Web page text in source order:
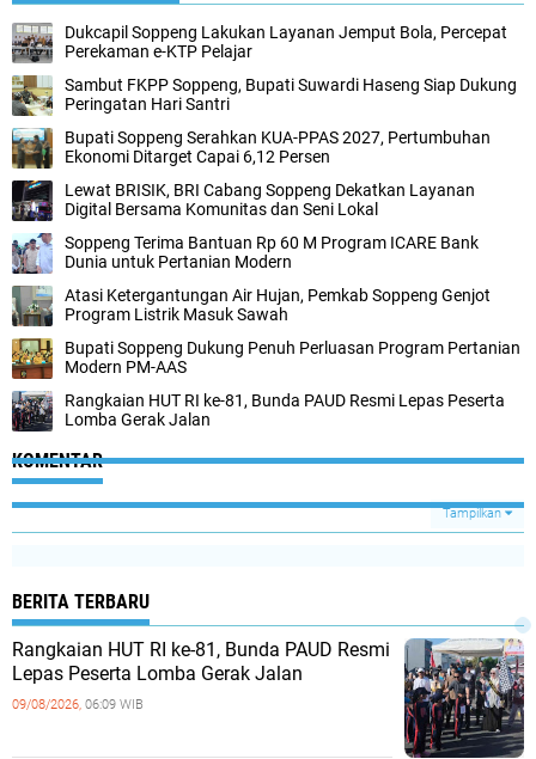
Dukcapil Soppeng Lakukan Layanan Jemput Bola, Percepat
Perekaman e-KTP Pelajar
Sambut FKPP Soppeng, Bupati Suwardi Haseng Siap Dukung
Peringatan Hari Santri
Bupati Soppeng Serahkan KUA-PPAS 2027, Pertumbuhan
Ekonomi Ditarget Capai 6,12 Persen
Lewat BRISIK, BRI Cabang Soppeng Dekatkan Layanan
Digital Bersama Komunitas dan Seni Lokal
Soppeng Terima Bantuan Rp 60 M Program ICARE Bank
Dunia untuk Pertanian Modern
Atasi Ketergantungan Air Hujan, Pemkab Soppeng Genjot
Program Listrik Masuk Sawah
Bupati Soppeng Dukung Penuh Perluasan Program Pertanian
Modern PM-AAS
Rangkaian HUT RI ke-81, Bunda PAUD Resmi Lepas Peserta
Lomba Gerak Jalan
KOMENTAR
Tampilkan
BERITA TERBARU
Rangkaian HUT RI ke-81, Bunda PAUD Resmi
Lepas Peserta Lomba Gerak Jalan
09/08/2026, 06:09 WIB